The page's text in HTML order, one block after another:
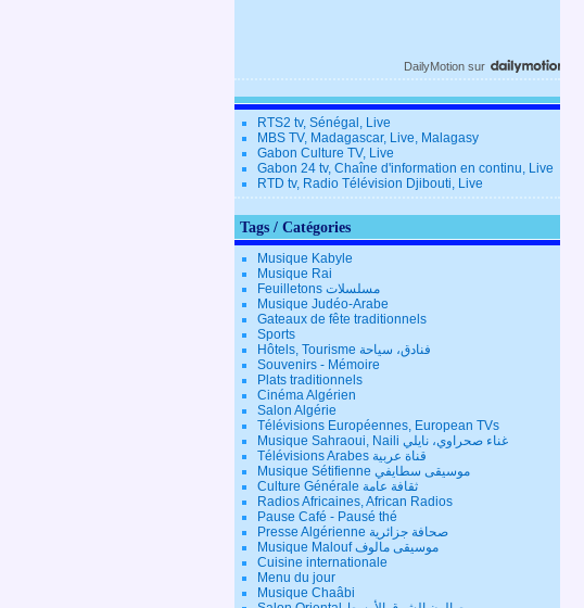
DailyMotion sur
RTS2 tv, Sénégal, Live
MBS TV, Madagascar, Live, Malagasy
Gabon Culture TV, Live
Gabon 24 tv, Chaîne d'information en continu, Live
RTD tv, Radio Télévision Djibouti, Live
Tags / Catégories
Musique Kabyle
Musique Rai
Feuilletons مسلسلات
Musique Judéo-Arabe
Gateaux de fête traditionnels
Sports
Hôtels, Tourisme فنادق، سياحة
Souvenirs - Mémoire
Plats traditionnels
Cinéma Algérien
Salon Algérie
Télévisions Européennes, European TVs
Musique Sahraoui, Naili غناء صحراوي، نايلي
Télévisions Arabes قناة عربية
Musique Sétifienne موسيقى سطايفي
Culture Générale ثقافة عامة
Radios Africaines, African Radios
Pause Café - Pausé thé
Presse Algérienne صحافة جزائرية
Musique Malouf موسيقى مالوف
Cuisine internationale
Menu du jour
Musique Chaâbi